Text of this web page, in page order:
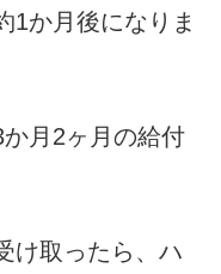
1か月後になりま
月2ヶ月の給付
け取ったら、ハ